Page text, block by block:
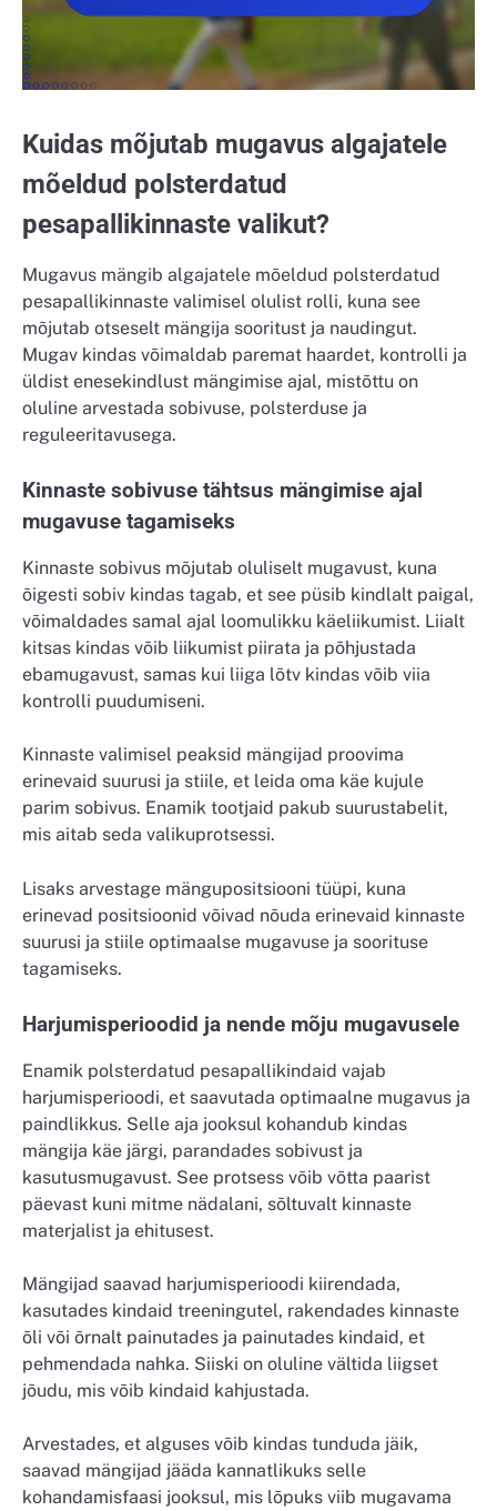
Kuidas mõjutab mugavus algajatele
mõeldud polsterdatud
pesapallikinnaste valikut?
Mugavus mängib algajatele mõeldud polsterdatud
pesapallikinnaste valimisel olulist rolli, kuna see
mõjutab otseselt mängija sooritust ja naudingut.
Mugav kindas võimaldab paremat haardet, kontrolli ja
üldist enesekindlust mängimise ajal, mistõttu on
oluline arvestada sobivuse, polsterduse ja
reguleeritavusega.
Kinnaste sobivuse tähtsus mängimise ajal
mugavuse tagamiseks
Kinnaste sobivus mõjutab oluliselt mugavust, kuna
õigesti sobiv kindas tagab, et see püsib kindlalt paigal,
võimaldades samal ajal loomulikku käeliikumist. Liialt
kitsas kindas võib liikumist piirata ja põhjustada
ebamugavust, samas kui liiga lõtv kindas võib viia
kontrolli puudumiseni.
Kinnaste valimisel peaksid mängijad proovima
erinevaid suurusi ja stiile, et leida oma käe kujule
parim sobivus. Enamik tootjaid pakub suurustabelit,
mis aitab seda valikuprotsessi.
Lisaks arvestage mängupositsiooni tüüpi, kuna
erinevad positsioonid võivad nõuda erinevaid kinnaste
suurusi ja stiile optimaalse mugavuse ja soorituse
tagamiseks.
Harjumisperioodid ja nende mõju mugavusele
Enamik polsterdatud pesapallikindaid vajab
harjumisperioodi, et saavutada optimaalne mugavus ja
paindlikkus. Selle aja jooksul kohandub kindas
mängija käe järgi, parandades sobivust ja
kasutusmugavust. See protsess võib võtta paarist
päevast kuni mitme nädalani, sõltuvalt kinnaste
materjalist ja ehitusest.
Mängijad saavad harjumisperioodi kiirendada,
kasutades kindaid treeningutel, rakendades kinnaste
õli või õrnalt painutades ja painutades kindaid, et
pehmendada nahka. Siiski on oluline vältida liigset
jõudu, mis võib kindaid kahjustada.
Arvestades, et alguses võib kindas tunduda jäik,
saavad mängijad jääda kannatlikuks selle
kohandamisfaasi jooksul, mis lõpuks viib mugavama